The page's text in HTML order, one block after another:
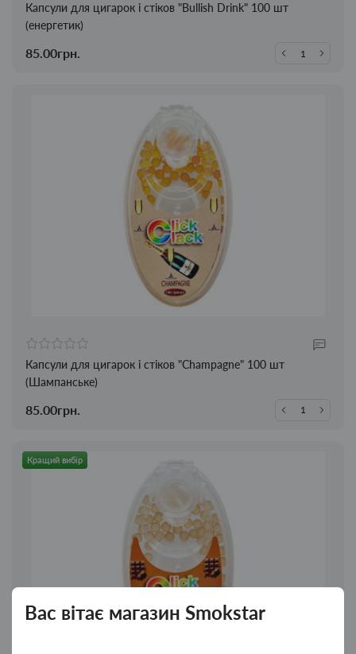
Вас вітає магазин Smokstar
Капсули для цигарок і стіков "Bullish Drink" 100 шт
(енергетик)
85.00грн.
Капсули для цигарок і стіков "Champagne" 100 шт
(Шампанське)
85.00грн.
Кращий вибір